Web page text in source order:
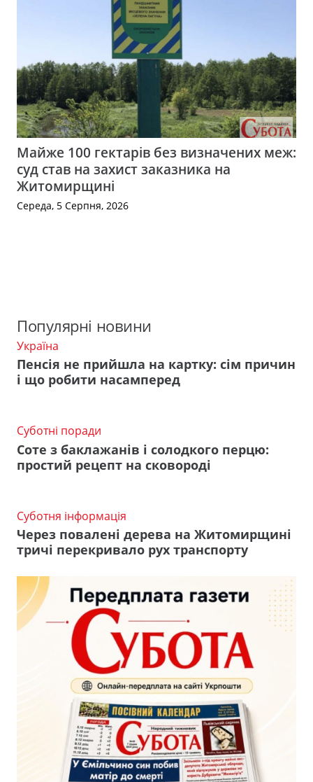
Майже 100 гектарів без визначених меж:
суд став на захист заказника на
Житомирщині
Середа, 5 Серпня, 2026
Популярні новини
Україна
Пенсія не прийшла на картку: сім причин
і що робити насамперед
Суботні поради
Соте з баклажанів і солодкого перцю:
простий рецепт на сковороді
Суботня інформація
Через повалені дерева на Житомирщині
тричі перекривало рух транспорту